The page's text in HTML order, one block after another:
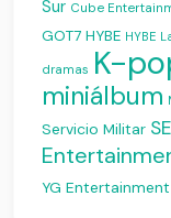
Sur Cube
GOT7 HYBE HYBE
dramas K-
miniálbum
Servicio Militar
YG Entertainment